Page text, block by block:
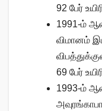
92 பேர்
1991-ம்
விமானம்
69 பேர்
1993-ம்